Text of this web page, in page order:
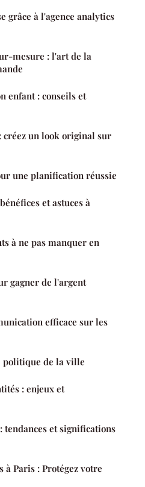
grâce à l'agence analytics
mesure : l'art de la
enfant : conseils et
un look original sur
une planification réussie
et astuces à
à ne pas manquer en
gagner de l'argent
efficace sur les
politique de la ville
: enjeux et
tendances et significations
à Paris : Protégez votre